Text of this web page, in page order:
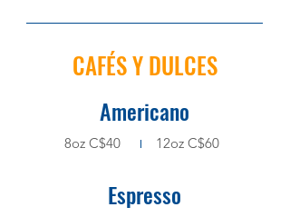
CAFÉS Y DULCES
Americano
8oz C$40 12oz C$60
Espresso